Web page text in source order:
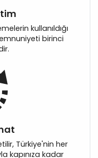
kullanıldığı
birinci
Türkiye'nin her
kapınıza kadar